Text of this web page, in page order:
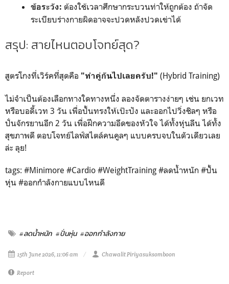
ข้อระวัง: ต้องใช้เวลาศึกษากระบวนท่าให้ถูกต้อง ถ้าจัด
ระเบียบร่างกายผิดอาจจะปวดหลังปวดเข่าได้
สรุป: สายไหนตอบโจทย์สุด?
สูตรโกงที่เวิร์คที่สุดคือ "ทำคู่กันไปเลยครับ!" (Hybrid Training)
ไม่จำเป็นต้องเลือกทางใดทางหนึ่ง ลองจัดตารางง่ายๆ เช่น ยกเวท
หรือบอดี้เวท 3 วัน เพื่อปั้นทรงให้เป๊ะปัง และออกไปวิ่งชิลๆ หรือ
ปั่นจักรยานอีก 2 วัน เพื่อฝึกความอึดของหัวใจ ได้ทั้งหุ่นลีน ได้ทั้ง
สุขภาพดี ตอบโจทย์ไลฟ์สไตล์คนคูลๆ แบบครบจบในตัวเดียวเลย
ล่ะ ลุย!
tags: #Minimore #Cardio #WeightTraining #ลดน้ำหนัก #ปั้น
หุ่น #ออกกำลังกายแบบไหนดี
#ลดน้ำหนัก #ปั่นหุ่น #ออกกำลังกาย
15th June 2026, 11:06 am Chawalit Piriyasuksomboon
Report